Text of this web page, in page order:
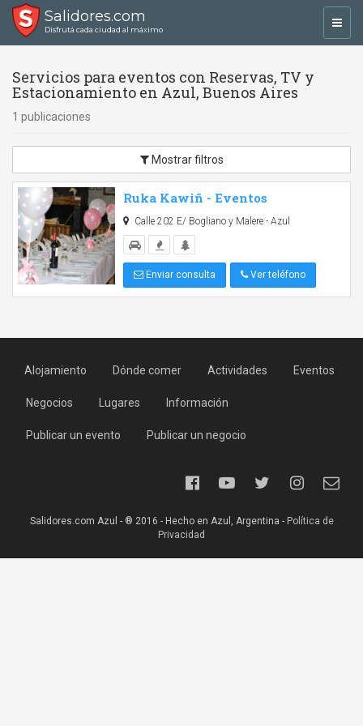
Salidores.com
Disfrutá cada ciudad al máximo
Servicios para eventos con Reservas, TV y
Estacionamiento en Azul, Buenos Aires
1 publicaciones
Mostrar filtros
Ruka Kawiñ - Eventos
Calle 202 E/ Bogliano y Malere - Azul
Enviar consulta Ver teléfono
Alojamiento Dónde comer Actividades Eventos
Negocios Lugares Información
Publicar un evento Publicar un negocio
Salidores.com Azul - ® 2016 - Hecho en Azul, Argentina - Política de
Privacidad